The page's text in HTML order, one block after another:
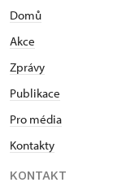
Domů
Akce
Zprávy
Publikace
Pro média
Kontakty
KONTAKT